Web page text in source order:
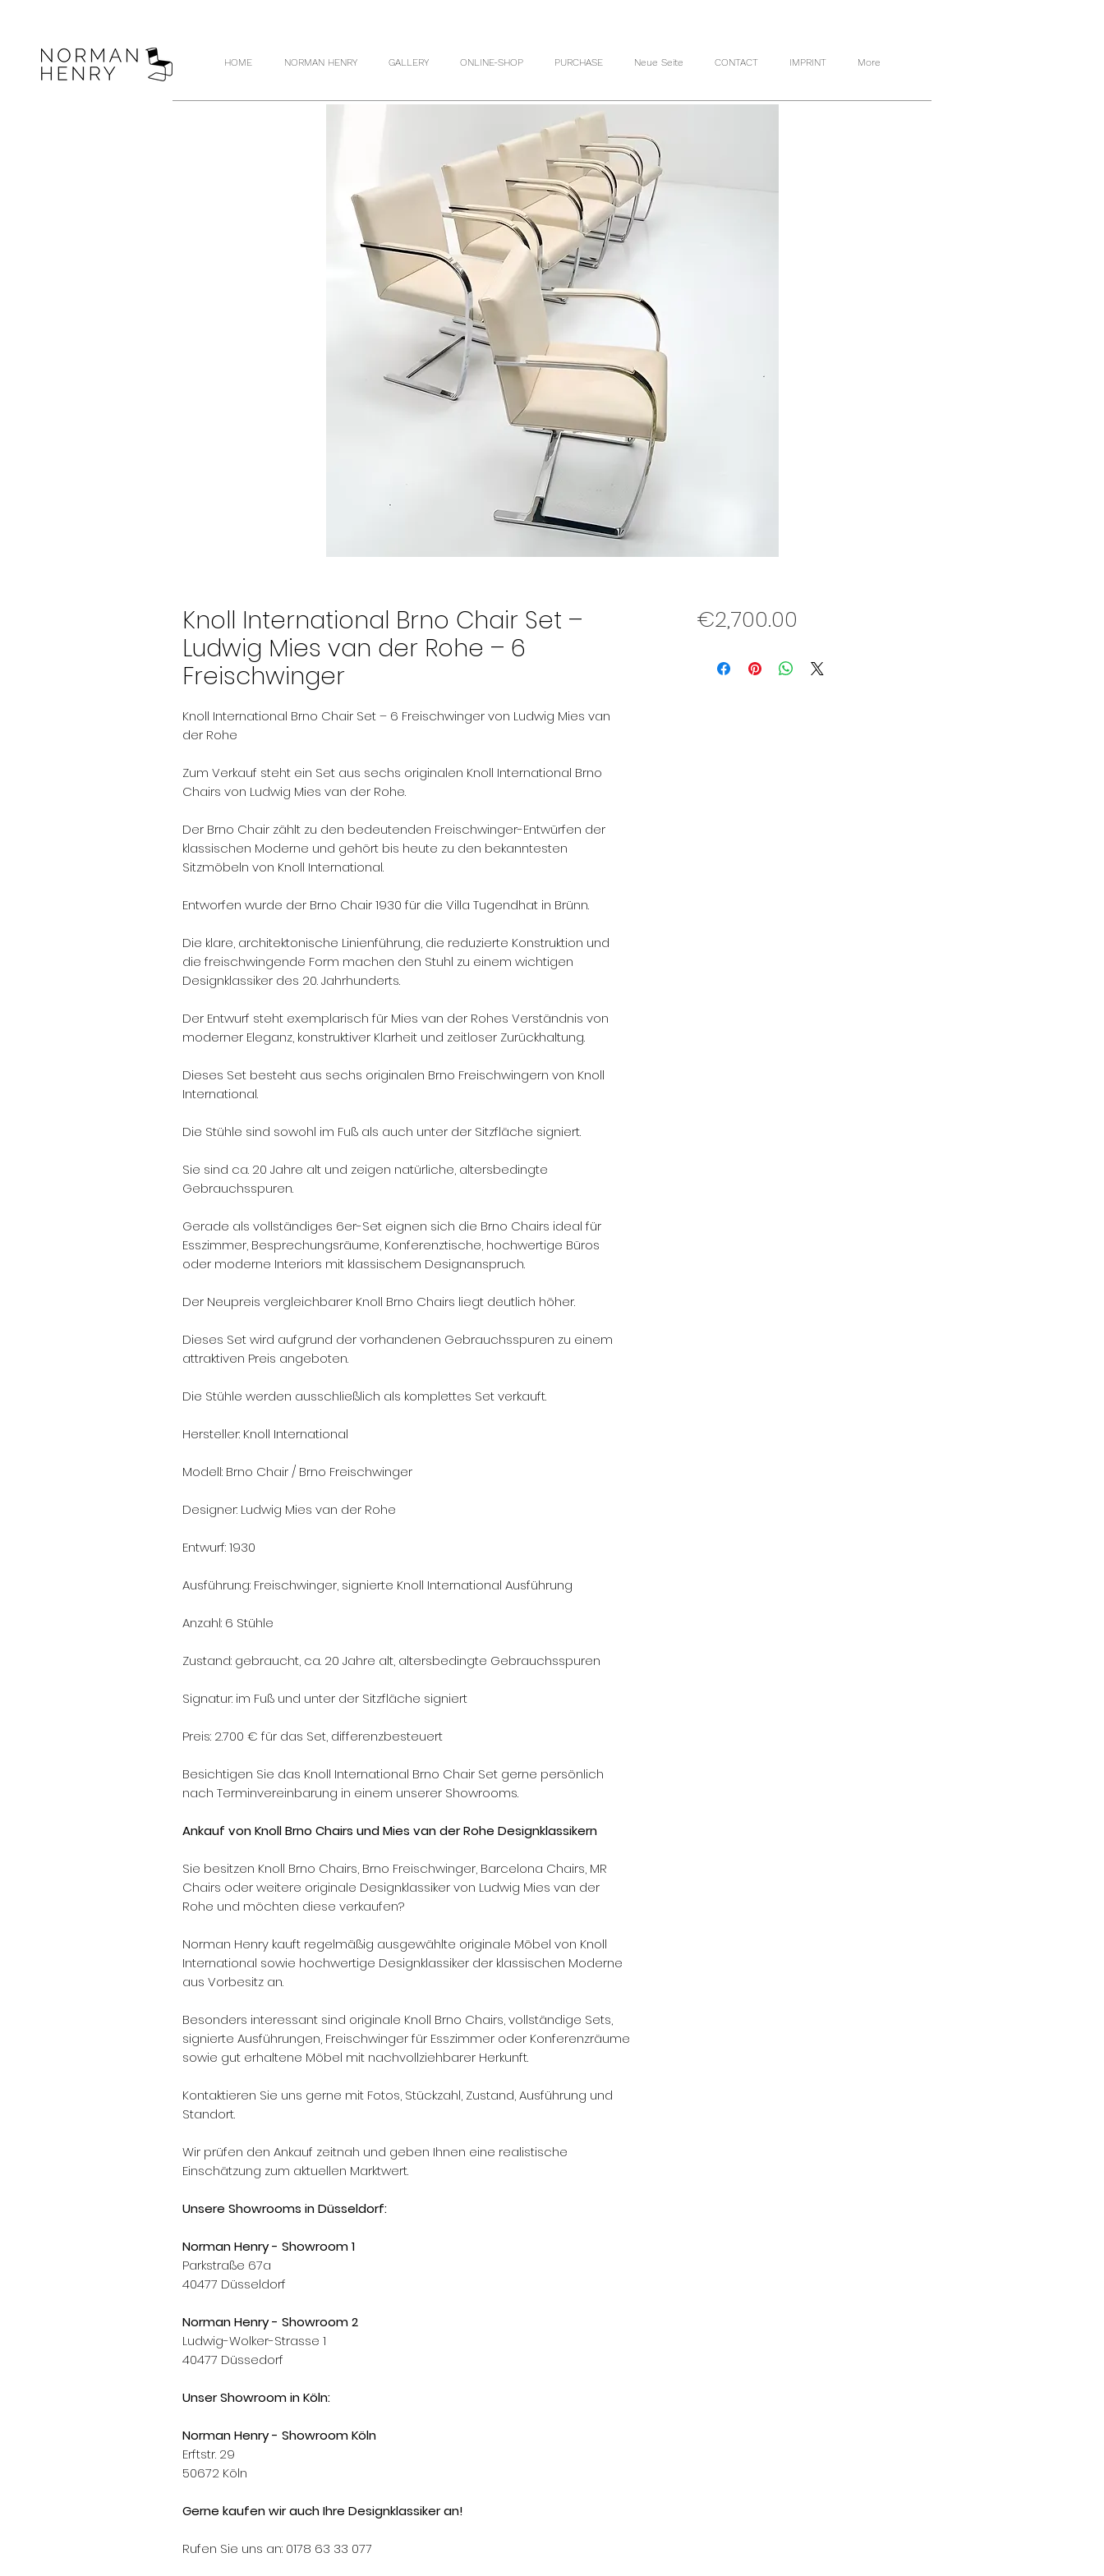
HOME NORMAN HENRY GALLERY ONLINE-SHOP PURCHASE Neue Seite CONTACT IMPRINT More
Knoll International Brno Chair Set –
Ludwig Mies van der Rohe – 6
Freischwinger
Knoll International Brno Chair Set – 6 Freischwinger von Ludwig Mies van
der Rohe
Zum Verkauf steht ein Set aus sechs originalen Knoll International Brno
Chairs von Ludwig Mies van der Rohe.
Der Brno Chair zählt zu den bedeutenden Freischwinger-Entwürfen der
klassischen Moderne und gehört bis heute zu den bekanntesten
Sitzmöbeln von Knoll International.
Entworfen wurde der Brno Chair 1930 für die Villa Tugendhat in Brünn.
Die klare, architektonische Linienführung, die reduzierte Konstruktion und
die freischwingende Form machen den Stuhl zu einem wichtigen
Designklassiker des 20. Jahrhunderts.
Der Entwurf steht exemplarisch für Mies van der Rohes Verständnis von
moderner Eleganz, konstruktiver Klarheit und zeitloser Zurückhaltung.
Dieses Set besteht aus sechs originalen Brno Freischwingern von Knoll
International.
Die Stühle sind sowohl im Fuß als auch unter der Sitzfläche signiert.
Sie sind ca. 20 Jahre alt und zeigen natürliche, altersbedingte
Gebrauchsspuren.
Gerade als vollständiges 6er-Set eignen sich die Brno Chairs ideal für
Esszimmer, Besprechungsräume, Konferenztische, hochwertige Büros
oder moderne Interiors mit klassischem Designanspruch.
Der Neupreis vergleichbarer Knoll Brno Chairs liegt deutlich höher.
Dieses Set wird aufgrund der vorhandenen Gebrauchsspuren zu einem
attraktiven Preis angeboten.
Die Stühle werden ausschließlich als komplettes Set verkauft.
Hersteller: Knoll International
Modell: Brno Chair / Brno Freischwinger
Designer: Ludwig Mies van der Rohe
Entwurf: 1930
Ausführung: Freischwinger, signierte Knoll International Ausführung
Anzahl: 6 Stühle
Zustand: gebraucht, ca. 20 Jahre alt, altersbedingte Gebrauchsspuren
Signatur: im Fuß und unter der Sitzfläche signiert
Preis: 2.700 € für das Set, differenzbesteuert
Besichtigen Sie das Knoll International Brno Chair Set gerne persönlich
nach Terminvereinbarung in einem unserer Showrooms.
Ankauf von Knoll Brno Chairs und Mies van der Rohe Designklassikern
Sie besitzen Knoll Brno Chairs, Brno Freischwinger, Barcelona Chairs, MR
Chairs oder weitere originale Designklassiker von Ludwig Mies van der
Rohe und möchten diese verkaufen?
Norman Henry kauft regelmäßig ausgewählte originale Möbel von Knoll
International sowie hochwertige Designklassiker der klassischen Moderne
aus Vorbesitz an.
Besonders interessant sind originale Knoll Brno Chairs, vollständige Sets,
signierte Ausführungen, Freischwinger für Esszimmer oder Konferenzräume
sowie gut erhaltene Möbel mit nachvollziehbarer Herkunft.
Kontaktieren Sie uns gerne mit Fotos, Stückzahl, Zustand, Ausführung und
Standort.
Wir prüfen den Ankauf zeitnah und geben Ihnen eine realistische
Einschätzung zum aktuellen Marktwert.
Unsere Showrooms in Düsseldorf:
Norman Henry - Showroom 1
Parkstraße 67a
40477 Düsseldorf
Norman Henry - Showroom 2
Ludwig-Wolker-Strasse 1
40477 Düssedorf
Unser Showroom in Köln:
Norman Henry - Showroom Köln
Erftstr. 29
50672 Köln
Gerne kaufen wir auch Ihre Designklassiker an!
Rufen Sie uns an: 0178 63 33 077
€2,700.00